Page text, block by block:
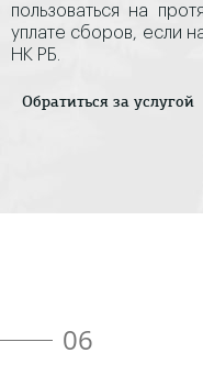
пользоваться на
уплате сборов, если
НК РБ.
Обратиться за услугой
06